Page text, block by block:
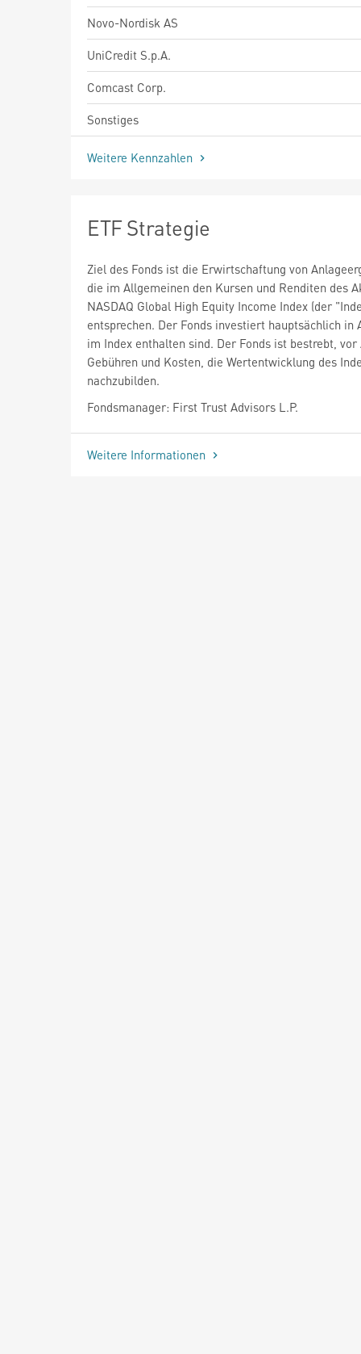
Novo-Nordisk AS
UniCredit S.p.A.
Comcast Corp.
Sonstiges
Weitere Kennzahlen
ETF Strategie
Ziel des Fonds ist die Erwirtschaftung von
die im Allgemeinen den Kursen und Renditen des
NASDAQ Global High Equity Income Index (der
entsprechen. Der Fonds investiert hauptsächlich in
im Index enthalten sind. Der Fonds ist bestrebt, vor
Gebühren und Kosten, die Wertentwicklung des
nachzubilden.
Fondsmanager: First Trust Advisors L.P.
Weitere Informationen